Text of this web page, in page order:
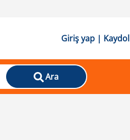
Giriş yap | Kaydol
Ara